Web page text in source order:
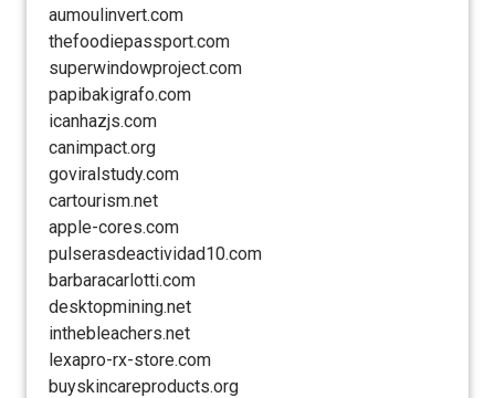
aumoulinvert.com
thefoodiepassport.com
superwindowproject.com
papibakigrafo.com
icanhazjs.com
canimpact.org
goviralstudy.com
cartourism.net
apple-cores.com
pulserasdeactividad10.com
barbaracarlotti.com
desktopmining.net
inthebleachers.net
lexapro-rx-store.com
buyskincareproducts.org